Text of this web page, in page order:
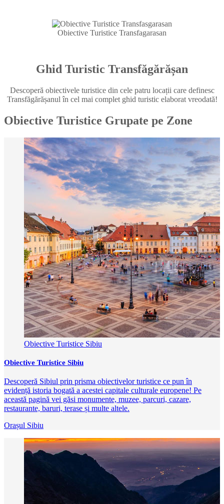
Obiective Turistice Transfagarasan
Ghid Turistic Transfăgărășan
Descoperă obiectivele turistice din cele patru locații care definesc
Transfăgărășanul în cel mai complet ghid turistic elaborat vreodată!
Obiective Turistice Grupate pe Zone
Obiective Turistice Sibiu
Obiective Turistice Sibiu
Descoperă Sibiul prin prisma obiectivelor turistice ce pun în
evidență istoria bogată a acestei capitale culturale europene! Pe
această pagină vei găsi monumente, muzee, parcuri, cazare,
restaurante, baruri, terase și multe altele.
Orașul Sibiu